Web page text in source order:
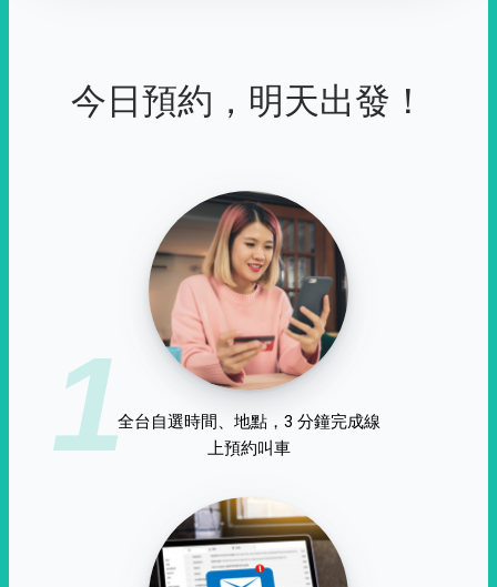
今日預約，明天出發！
1全台自選時間、地點，3 分鐘完成線
上預約叫車